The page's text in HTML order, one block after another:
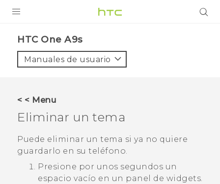
VIVE
AYUDA
HTC Devices & Accessories
HTC One A9s‎
Manuales de usuario
< < Menu
Eliminar un tema
Puede eliminar un tema si ya no quiere
guardarlo en su teléfono.
Presione por unos segundos un
espacio vacío en un panel de widgets.